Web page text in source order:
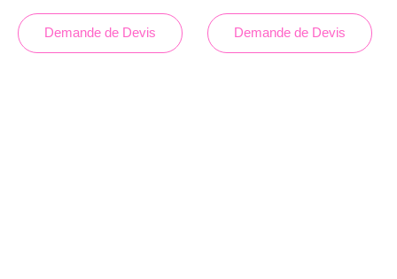
Demande de Devis Demande de Devis